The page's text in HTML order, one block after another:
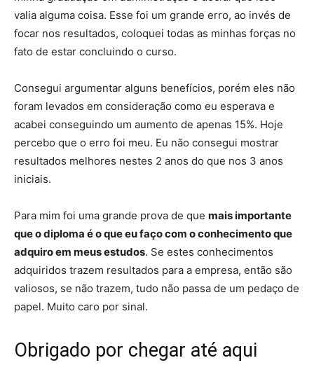
valia alguma coisa. Esse foi um grande erro, ao invés de
focar nos resultados, coloquei todas as minhas forças no
fato de estar concluindo o curso.
Consegui argumentar alguns benefícios, porém eles não
foram levados em consideração como eu esperava e
acabei conseguindo um aumento de apenas 15%. Hoje
percebo que o erro foi meu. Eu não consegui mostrar
resultados melhores nestes 2 anos do que nos 3 anos
iniciais.
Para mim foi uma grande prova de que mais importante
que o diploma é o que eu faço com o conhecimento que
adquiro em meus estudos. Se estes conhecimentos
adquiridos trazem resultados para a empresa, então são
valiosos, se não trazem, tudo não passa de um pedaço de
papel. Muito caro por sinal.
Obrigado por chegar até aqui